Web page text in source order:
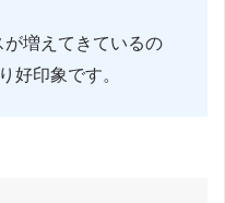
増えてきているの
好印象です。